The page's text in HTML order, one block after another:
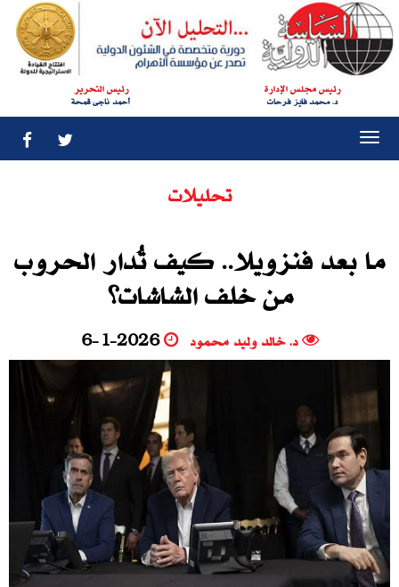
رئيس مجلس الإدارة
د. محمد فايز فرحات
رئيس التحرير
أحمد ناجى قمحة
تحليلات
ما بعد فنزويلا.. كيف تُدار الحروب
من خلف الشاشات؟
د. خالد وليد محمود 6-1-2026